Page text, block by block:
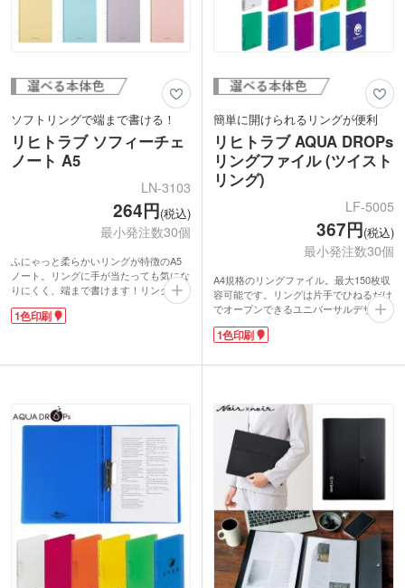
ソフトリングで端まで書ける！
リヒトラブ ソフィーチェ
ノート A5
LN-3103
264円(税込)
最小発注数30個
ふにゃっと柔らかいリングが特徴のA5
ノート。リングに手が当たっても気にな
りにくく、端まで書けます！リングノー
トならではの360℃折り返し使用ももち
ろん可能。ノートを使い切ったら、リン
ートやオープンリングノートシリーズに
最後のページには付箋やシールを入れら
れるオープンポケット付き。リーフは定
番のB罫(6mm)です。
1色印刷
簡単に開けられるリングが便利
リヒトラブ AQUA DROPs
リングファイル (ツイスト
リング)
LF-5005
367円(税込)
最小発注数30個
A4規格のリングファイル。最大150枚収
容可能です。リングは片手でひねるだけ
でオープンできるユニバーサルデザイ
ン。リングを触らずオープナーをスライ
ドしてもリングを開けることができま
です。
で長く使えます。表紙に1色印刷が可能
で、学校名や企業名を入れたオリジナル
グッズを製作できます。
1色印刷